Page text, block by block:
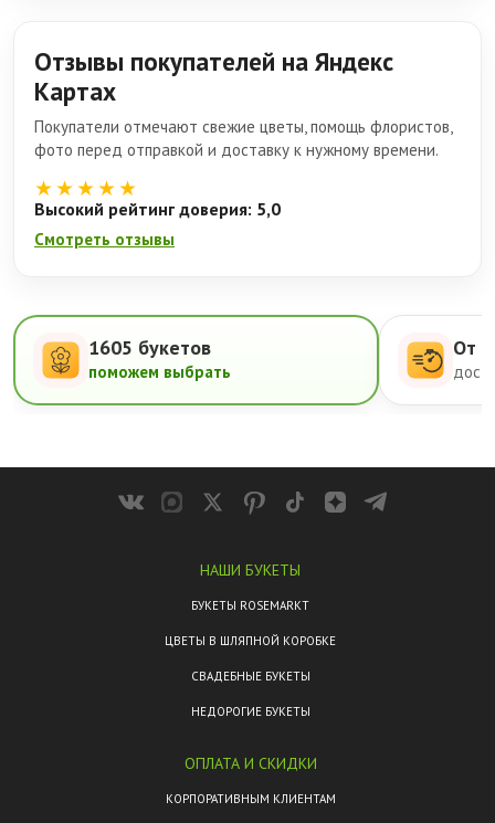
Отзывы покупателей на Яндекс
Картах
Покупатели отмечают свежие цветы, помощь флористов,
фото перед отправкой и доставку к нужному времени.
★★★★★
Высокий рейтинг доверия: 5,0
Смотреть отзывы
1605 букетов
поможем выбрать
От
НАШИ БУКЕТЫ
БУКЕТЫ ROSEMARKT
ЦВЕТЫ В ШЛЯПНОЙ КОРОБКЕ
СВАДЕБНЫЕ БУКЕТЫ
НЕДОРОГИЕ БУКЕТЫ
ОПЛАТА И СКИДКИ
КОРПОРАТИВНЫМ КЛИЕНТАМ